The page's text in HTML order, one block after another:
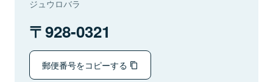
ジュウロバラ
928-0321
郵便番号をコピーする